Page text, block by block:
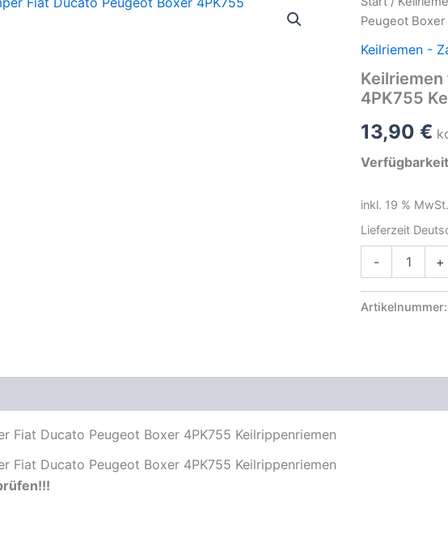
Peugeot Boxer
Keilriemen -
4PK755
13,90 €
inkl. 19 % MwSt.
Lieferzeit
-
Jumper
Menge
+
Artikelnummer:
Fiat Ducato Peugeot Boxer 4PK755 Keilrippenriemen
Fiat Ducato Peugeot Boxer 4PK755 Keilrippenriemen